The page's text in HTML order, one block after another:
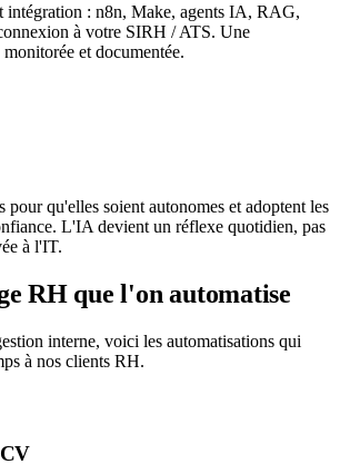
intégration : n8n, Make, agents IA, RAG,
à votre SIRH / ATS. Une
et documentée.
pour qu'elles soient autonomes et adoptent les
L'IA devient un réflexe quotidien, pas
à l'IT.
RH que l'on automatise
interne, voici les automatisations qui
à nos clients RH.